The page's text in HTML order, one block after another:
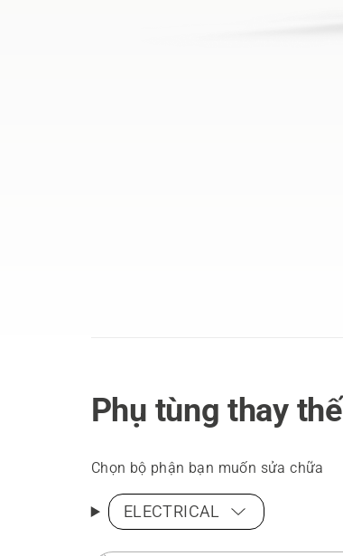
Phụ tùng thay thế
Chọn bộ phận bạn muốn sửa chữa
ELECTRICAL